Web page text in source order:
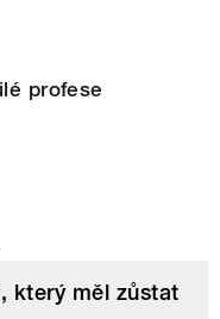
profese
který měl zůstat